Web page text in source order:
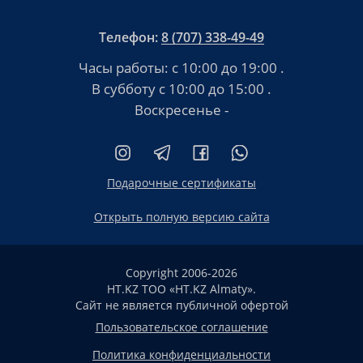
Телефон:8 (707) 338-49-49
Часы работы: с 10:00 до 19:00 .
В субботу с 10:00 до 15:00 .
Воскресенье -
Подарочные сертификаты
Открыть полную версию сайта
Copyright 2006-2026
HT.KZ ТОО «HT.KZ Almaty».
Сайт не является публичной офертой
Пользовательское соглашение
Политика конфиденциальности